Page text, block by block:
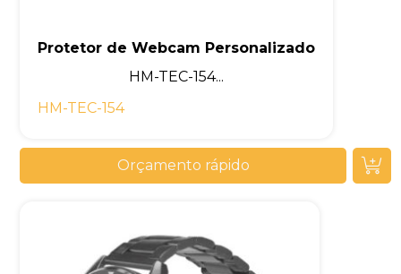
Protetor de Webcam Personalizado
HM-TEC-154...
HM-TEC-154
Orçamento rápido